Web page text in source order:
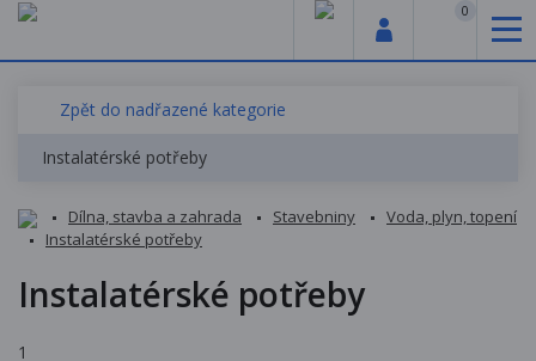
0
Zpět do nadřazené kategorie
Instalatérské potřeby
Dílna, stavba a zahrada Stavebniny
Voda, plyn, topení
Instalatérské potřeby
Instalatérské potřeby
1